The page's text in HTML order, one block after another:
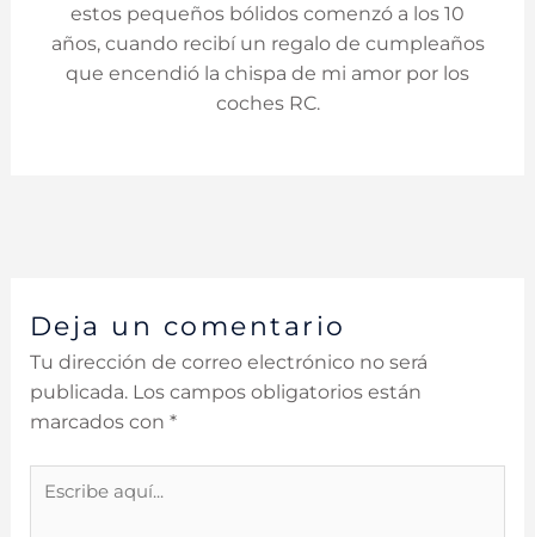
estos pequeños bólidos comenzó a los 10
años, cuando recibí un regalo de cumpleaños
que encendió la chispa de mi amor por los
coches RC.
Deja un comentario
Tu dirección de correo electrónico no será
publicada. Los campos obligatorios están
marcados con *
Escribe